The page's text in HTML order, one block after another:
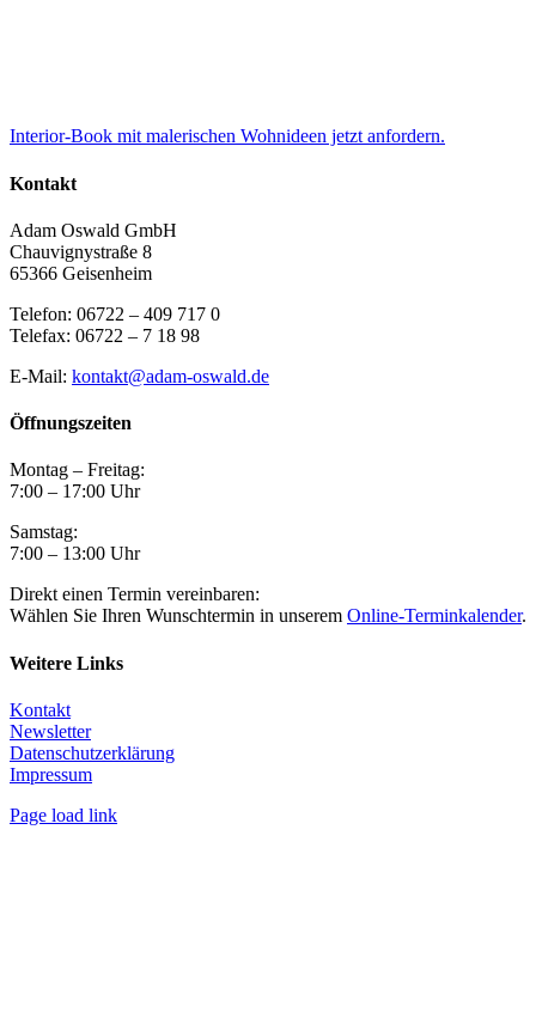
Interior-Book mit malerischen Wohnideen jetzt anfordern.
Kontakt
Adam Oswald GmbH
Chauvignystraße 8
65366 Geisenheim
Telefon: 06722 – 409 717 0
Telefax: 06722 – 7 18 98
E-Mail: kontakt@adam-oswald.de
Öffnungszeiten
Montag – Freitag:
7:00 – 17:00 Uhr
Samstag:
7:00 – 13:00 Uhr
Direkt einen Termin vereinbaren:
Wählen Sie Ihren Wunschtermin in unserem Online-Terminkalender.
Weitere Links
Kontakt
Newsletter
Datenschutzerklärung
Impressum
Page load link